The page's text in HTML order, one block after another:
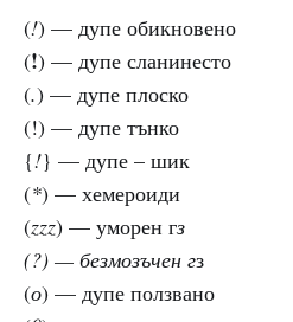
(!) — дупе обикновено
(!) — дупе сланинесто
(.) — дупе плоско
(!) — дупе тънко
{!} — дупе – шик
(*) — хемероиди
(zzz) — уморен гз
(?) — безмозъчен гз
(о) — дупе ползвано